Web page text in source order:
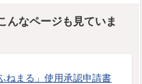
んなページも見ていま
ねまる」使用承認申請書